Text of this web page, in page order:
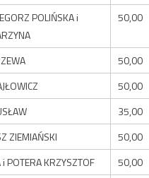
POLIŃSKA i
50,00
50,00
50,00
35,00
ZIEMIAŃSKI
50,00
POTERA KRZYSZTOF
50,00